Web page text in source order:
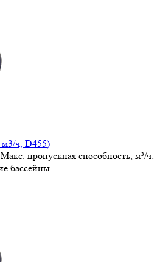
ч, D455)
Макс. пропускная способность, м³/ч:
бассейны